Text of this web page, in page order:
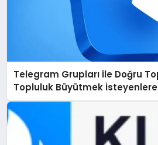
Telegram Grupları ile Doğru
Topluluk Büyütmek